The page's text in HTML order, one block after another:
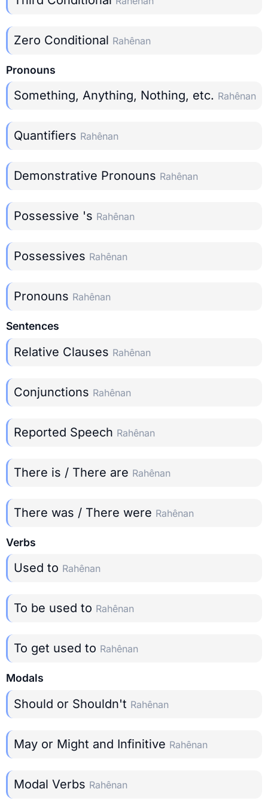
Zero Conditional Rahênan
Pronouns
Something, Anything, Nothing, etc. Rahênan
Quantifiers Rahênan
Demonstrative Pronouns Rahênan
Possessive 's Rahênan
Possessives Rahênan
Pronouns Rahênan
Sentences
Relative Clauses Rahênan
Conjunctions Rahênan
Reported Speech Rahênan
There is / There are Rahênan
There was / There were Rahênan
Verbs
Used to Rahênan
To be used to Rahênan
To get used to Rahênan
Modals
Should or Shouldn't Rahênan
May or Might and Infinitive Rahênan
Modal Verbs Rahênan